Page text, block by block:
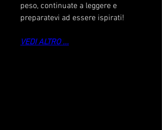
peso, continuate a leggere e
preparatevi ad essere ispirati!
VEDI ALTRO ...